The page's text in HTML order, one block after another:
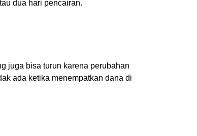
dua hari pencairan.
juga bisa turun karena perubahan
ada ketika menempatkan dana di